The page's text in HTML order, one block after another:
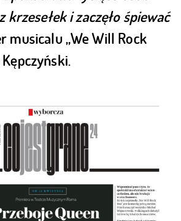
krzesełek i zaczęło śpiewać
musicalu „We Will Rock